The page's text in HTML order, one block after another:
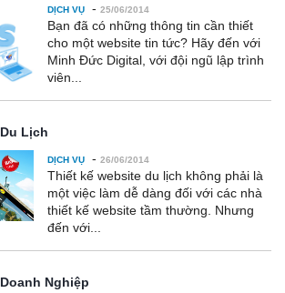
DỊCH VỤ - 25/06/2014
Bạn đã có những thông tin cần thiết
cho một website tin tức? Hãy đến với
Minh Đức Digital, với đội ngũ lập trình
viên...
Lịch
DỊCH VỤ - 26/06/2014
Thiết kế website du lịch không phải là
một việc làm dễ dàng đối với các nhà
thiết kế website tầm thường. Nhưng
đến với...
Nghiệp